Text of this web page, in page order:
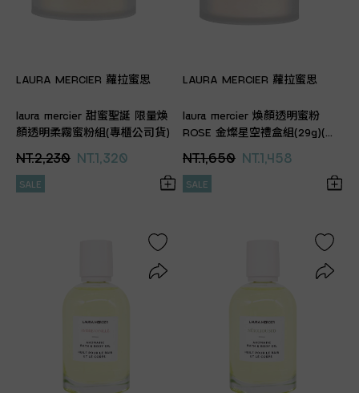
LAURA MERCIER 蘿拉蜜思
laura mercier 甜蜜聖誕 限量煥
顏透明柔霧蜜粉組(專櫃公司貨)
NT.2,230 NT.1,320
SALE
LAURA MERCIER 蘿拉蜜思
laura mercier 煥顏透明蜜粉
ROSE 金燦星空禮盒組(29g)(專
NT.1,650 NT.1,458
SALE